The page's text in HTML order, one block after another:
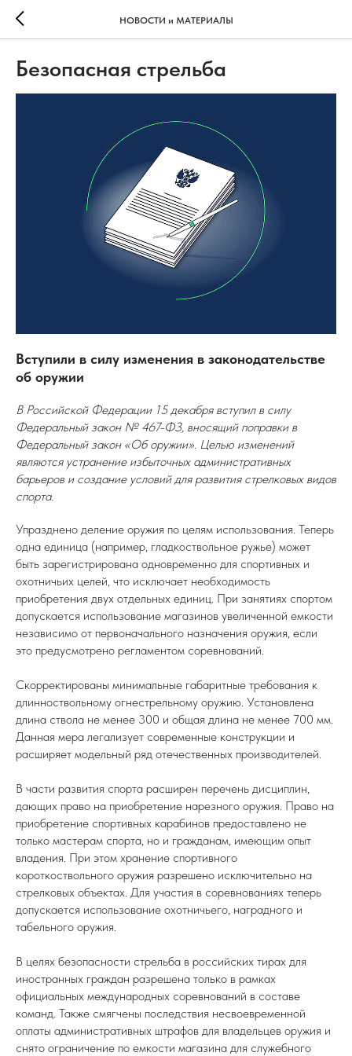
НОВОСТИ и МАТЕРИАЛЫ
Безопасная стрельба
Вступили в силу изменения в законодательстве
об оружии
В Российской Федерации 15 декабря вступил в силу
Федеральный закон № 467-ФЗ, вносящий поправки в
Федеральный закон «Об оружии». Целью изменений
являются устранение избыточных административных
барьеров и создание условий для развития стрелковых видов
спорта.
Упразднено деление оружия по целям использования. Теперь
одна единица (например, гладкоствольное ружье) может
быть зарегистрирована одновременно для спортивных и
охотничьих целей, что исключает необходимость
приобретения двух отдельных единиц. При занятиях спортом
допускается использование магазинов увеличенной емкости
независимо от первоначального назначения оружия, если
это предусмотрено регламентом соревнований.
Скорректированы минимальные габаритные требования к
длинноствольному огнестрельному оружию. Установлена
длина ствола не менее 300 и общая длина не менее 700 мм.
Данная мера легализует современные конструкции и
расширяет модельный ряд отечественных производителей.
В части развития спорта расширен перечень дисциплин,
дающих право на приобретение нарезного оружия. Право на
приобретение спортивных карабинов предоставлено не
только мастерам спорта, но и гражданам, имеющим опыт
владения. При этом хранение спортивного
короткоствольного оружия разрешено исключительно на
стрелковых объектах. Для участия в соревнованиях теперь
допускается использование охотничьего, наградного и
табельного оружия.
В целях безопасности стрельба в российских тирах для
иностранных граждан разрешена только в рамках
официальных международных соревнований в составе
команд. Также смягчены последствия несвоевременной
оплаты административных штрафов для владельцев оружия и
снято ограничение по емкости магазина для служебного